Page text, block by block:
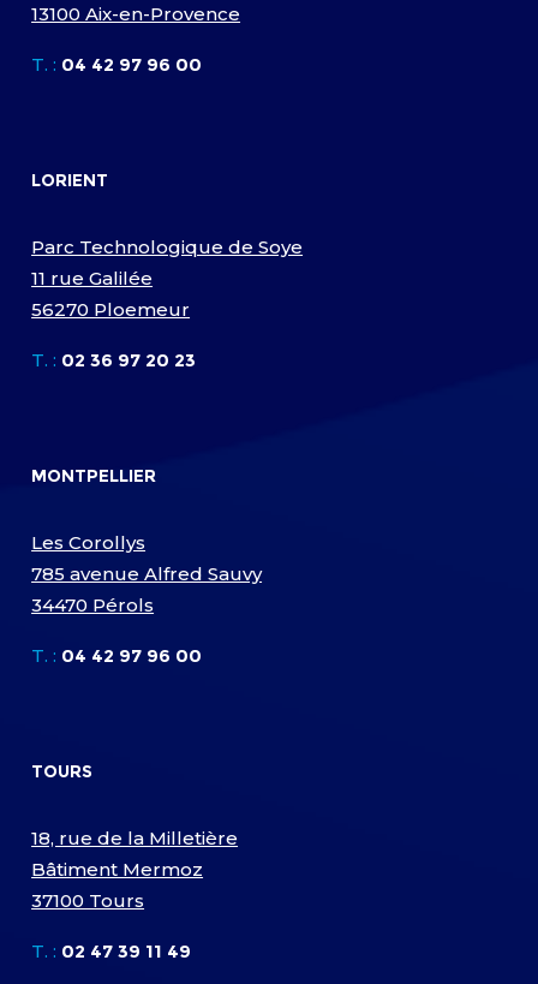
13100 Aix-en-Provence
T. : 04 42 97 96 00
LORIENT
Parc Technologique de Soye
11 rue Galilée
56270 Ploemeur
T. : 02 36 97 20 23
MONTPELLIER
Les Corollys
785 avenue Alfred Sauvy
34470 Pérols
T. : 04 42 97 96 00
TOURS
18, rue de la Milletière
Bâtiment Mermoz
37100 Tours
T. : 02 47 39 11 49